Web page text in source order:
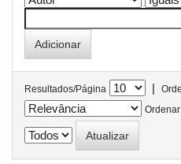
Resultados/Página |
Ordenar